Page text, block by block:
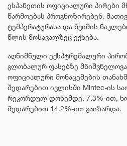
ესპანეთის ოფიციალური პირები
წარმოებას პროგნოზირებენ.
ტემპერატურასა და წვიმის
წლის მოსავალზეც ექნება.
აღნიშნული ექსპტრემალური
გლობალურ ფასებზე
ოფიციალური მონაცემების
შედარებით ივლისში Mintec-ის
რეკორდულ დონემდე, 7.3%-ით,
შედარებით 14.2%-ით გაიზარდა.